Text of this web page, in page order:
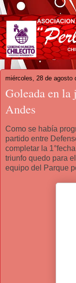
miércoles, 28 de agosto
Goleada en la
Andes
Como se había
partido entre
completar la
triunfo quedo para
equipo del Parque